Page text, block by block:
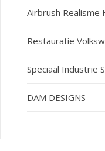
Airbrush
Restauratie
Speciaal Industrie
DAM DESIGNS